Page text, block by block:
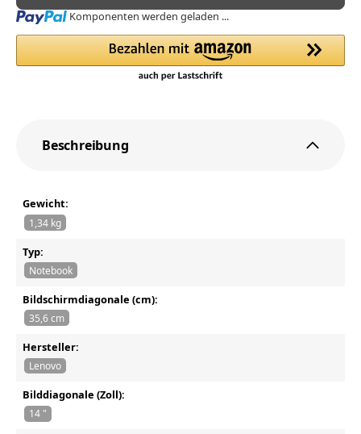
Loading... Komponenten werden geladen ...
Beschreibung
Gewicht:
1,34 kg
Typ:
Notebook
Bildschirmdiagonale (cm):
35,6 cm
Hersteller:
Lenovo
Bilddiagonale (Zoll):
14 "